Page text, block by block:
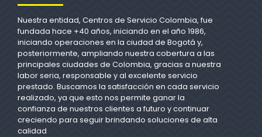
Nuestra entidad, Centros de Servicio Colombia, fue
fundada hace +40 años, iniciando en el año 1986,
iniciando operaciones en la ciudad de Bogotá y,
posteriormente, ampliando nuestra cobertura a las
principales ciudades de Colombia, gracias a nuestra
labor seria, responsable y al excelente servicio
prestado. Buscamos la satisfacción en cada servicio
realizado, ya que esto nos permite ganar la
confianza de nuestros clientes a futuro y continuar
creciendo para seguir brindando soluciones de alta
calidad